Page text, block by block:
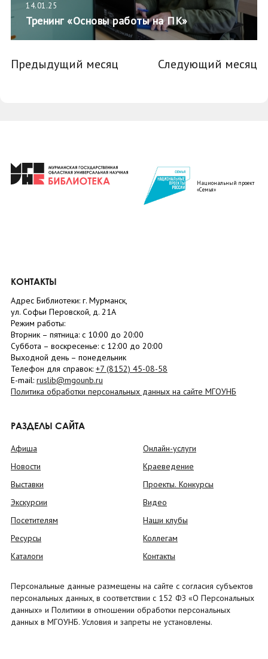
14.01.25
Тренинг «Основы работы на ПК»
Предыдущий месяц Следующий месяц
Национальный проект
«Семья»
КОНТАКТЫ
Адрес Библиотеки: г. Мурманск,
ул. Софьи Перовской, д. 21А
Режим работы:
Вторник – пятница: с 10:00 до 20:00
Суббота – воскресенье: c 12:00 до 20:00
Выходной день – понедельник
Телефон для справок: +7 (8152) 45-08-58
E-mail: ruslib@mgounb.ru
Политика обработки персональных данных на сайте МГОУНБ
РАЗДЕЛЫ САЙТА
Афиша
Новости
Выставки
Экскурсии
Посетителям
Ресурсы
Каталоги
Онлайн-услуги
Краеведение
Проекты. Конкурсы
Видео
Наши клубы
Коллегам
Контакты
Персональные данные размещены на сайте с согласия субъектов
персональных данных, в соответствии с 152 ФЗ «О Персональных
данных» и Политики в отношении обработки персональных
данных в МГОУНБ. Условия и запреты не установлены.